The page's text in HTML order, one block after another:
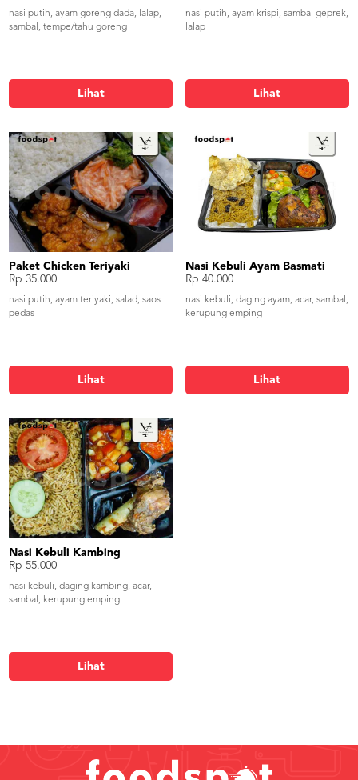
nasi putih, ayam goreng dada, lalap,
sambal, tempe/tahu goreng
Lihat
nasi putih, ayam krispi, sambal geprek,
lalap
Lihat
Paket Chicken Teriyaki
Rp 35.000
nasi putih, ayam teriyaki, salad, saos
pedas
Lihat
Nasi Kebuli Ayam Basmati
Rp 40.000
nasi kebuli, daging ayam, acar, sambal,
kerupung emping
Lihat
Nasi Kebuli Kambing
Rp 55.000
nasi kebuli, daging kambing, acar,
sambal, kerupung emping
Lihat